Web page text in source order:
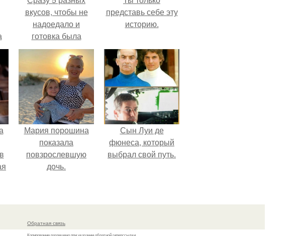
вкусов, чтобы не
надоедало и
готовка была
проще.
представь себе эту
историю.
Мария порошина
показала
повзрослевшую
дочь.
Сын Луи де
фюнеса, который
выбрал свой путь.
Обратная связь